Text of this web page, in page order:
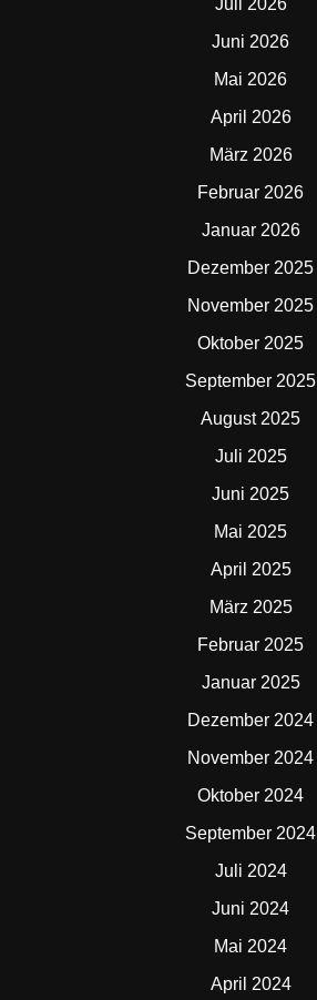
Juli 2026
Juni 2026
Mai 2026
April 2026
März 2026
Februar 2026
Januar 2026
Dezember 2025
November 2025
Oktober 2025
September 2025
August 2025
Juli 2025
Juni 2025
Mai 2025
April 2025
März 2025
Februar 2025
Januar 2025
Dezember 2024
November 2024
Oktober 2024
September 2024
Juli 2024
Juni 2024
Mai 2024
April 2024